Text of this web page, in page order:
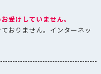
受けしていません。
おりません。インターネッ